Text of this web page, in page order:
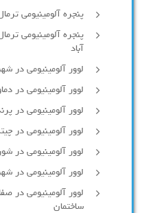
پنجره آلومینیومی
پنجره آلومینیومی
آباد
لوور آلومینیومی در
لوور آلومینیومی در
لوور آلومینیومی در
لوور آلومینیومی در
لوور آلومینیومی در
لوور آلومينيومي در
لوور آلومینیومی در
ساختمان